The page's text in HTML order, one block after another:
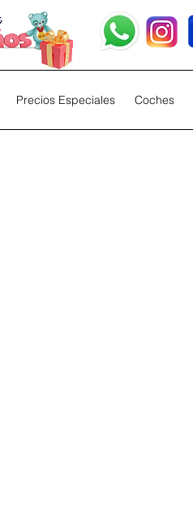
Precios Especiales Coches